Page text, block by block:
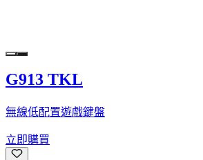
G913 TKL
無線低配置遊戲鍵盤
立即購買